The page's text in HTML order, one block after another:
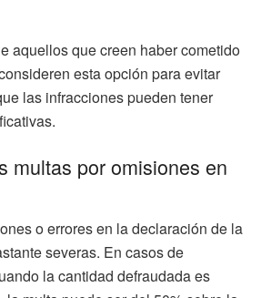
aquellos que creen haber cometido
esta opción para evitar
las infracciones pueden tener
multas por omisiones en
o errores en la declaración de la
severas. En casos de
la cantidad defraudada es